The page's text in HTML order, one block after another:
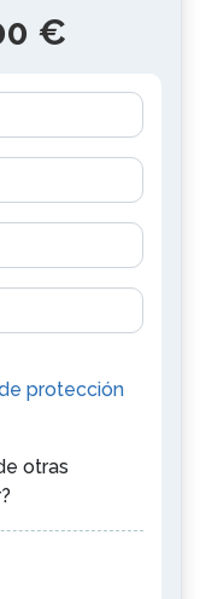
€
protección
otras